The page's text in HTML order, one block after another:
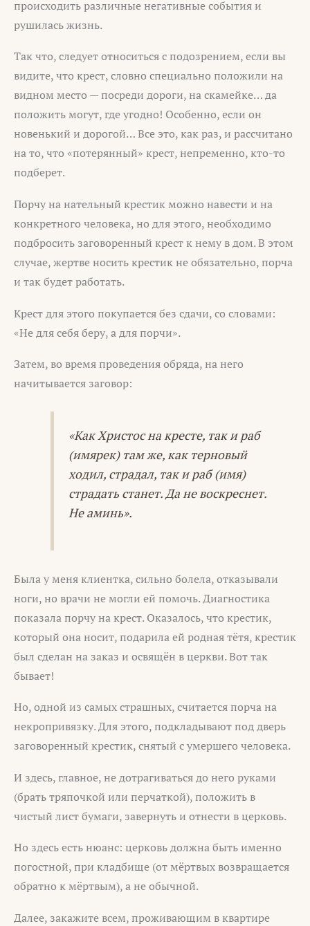
происходить различные негативные события и
рушилась жизнь.
Так что, следует относиться с подозрением, если вы
видите, что крест, словно специально положили на
видном место — посреди дороги, на скамейке… да
положить могут, где угодно! Особенно, если он
новенький и дорогой… Все это, как раз, и рассчитано
на то, что «потерянный» крест, непременно, кто-то
подберет.
Порчу на нательный крестик можно навести и на
конкретного человека, но для этого, необходимо
подбросить заговоренный крест к нему в дом. В этом
случае, жертве носить крестик не обязательно, порча
и так будет работать.
Крест для этого покупается без сдачи, со словами:
«Не для себя беру, а для порчи».
Затем, во время проведения обряда, на него
начитывается заговор:
«Как Христос на кресте, так и раб
(имярек) там же, как терновый
ходил, страдал, так и раб (имя)
страдать станет. Да не воскреснет.
Не аминь».
Была у меня клиентка, сильно болела, отказывали
ноги, но врачи не могли ей помочь. Диагностика
показала порчу на крест. Оказалось, что крестик,
который она носит, подарила ей родная тётя, крестик
был сделан на заказ и освящён в церкви. Вот так
бывает!
Но, одной из самых страшных, считается порча на
некропривязку. Для этого, подкладывают под дверь
заговоренный крестик, снятый с умершего человека.
И здесь, главное, не дотрагиваться до него руками
(брать тряпочкой или перчаткой), положить в
чистый лист бумаги, завернуть и отнести в церковь.
Но здесь есть нюанс: церковь должна быть именно
погостной, при кладбище (от мёртвых возвращается
обратно к мёртвым), а не обычной.
Далее, закажите всем, проживающим в квартире